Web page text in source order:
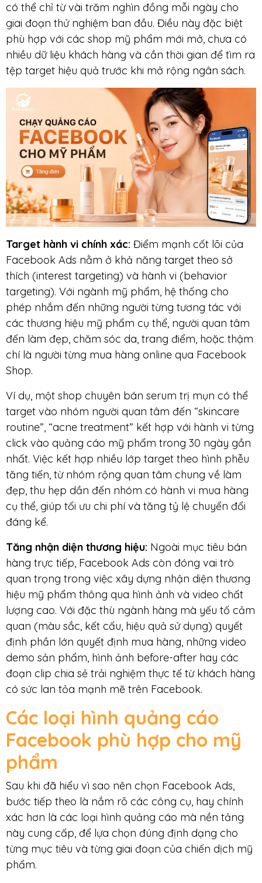
có thể chỉ từ vài trăm nghìn đồng mỗi ngày cho
giai đoạn thử nghiệm ban đầu. Điều này đặc biệt
phù hợp với các shop mỹ phẩm mới mở, chưa có
nhiều dữ liệu khách hàng và cần thời gian để tìm ra
tệp target hiệu quả trước khi mở rộng ngân sách.
Target hành vi chính xác: Điểm mạnh cốt lõi của
Facebook Ads nằm ở khả năng target theo sở
thích (interest targeting) và hành vi (behavior
targeting). Với ngành mỹ phẩm, hệ thống cho
phép nhắm đến những người từng tương tác với
các thương hiệu mỹ phẩm cụ thể, người quan tâm
đến làm đẹp, chăm sóc da, trang điểm, hoặc thậm
chí là người từng mua hàng online qua Facebook
Shop.
Ví dụ, một shop chuyên bán serum trị mụn có thể
target vào nhóm người quan tâm đến “skincare
routine”, “acne treatment” kết hợp với hành vi từng
click vào quảng cáo mỹ phẩm trong 30 ngày gần
nhất. Việc kết hợp nhiều lớp target theo hình phễu
tăng tiến, từ nhóm rộng quan tâm chung về làm
đẹp, thu hẹp dần đến nhóm có hành vi mua hàng
cụ thể, giúp tối ưu chi phí và tăng tỷ lệ chuyển đổi
đáng kể.
Tăng nhận diện thương hiệu: Ngoài mục tiêu bán
hàng trực tiếp, Facebook Ads còn đóng vai trò
quan trọng trong việc xây dựng nhận diện thương
hiệu mỹ phẩm thông qua hình ảnh và video chất
lượng cao. Với đặc thù ngành hàng mà yếu tố cảm
quan (màu sắc, kết cấu, hiệu quả sử dụng) quyết
định phần lớn quyết định mua hàng, những video
demo sản phẩm, hình ảnh before-after hay các
đoạn clip chia sẻ trải nghiệm thực tế từ khách hàng
có sức lan tỏa mạnh mẽ trên Facebook.
Các loại hình quảng cáo
Facebook phù hợp cho mỹ
phẩm
Sau khi đã hiểu vì sao nên chọn Facebook Ads,
bước tiếp theo là nắm rõ các công cụ, hay chính
xác hơn là các loại hình quảng cáo mà nền tảng
này cung cấp, để lựa chọn đúng định dạng cho
từng mục tiêu và từng giai đoạn của chiến dịch mỹ
phẩm.